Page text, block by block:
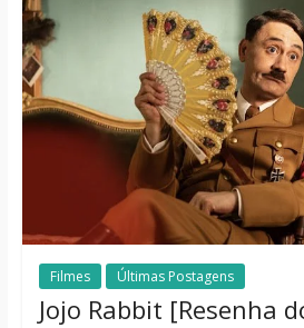
Filmes Últimas Postagens
Jojo Rabbit [Resenha